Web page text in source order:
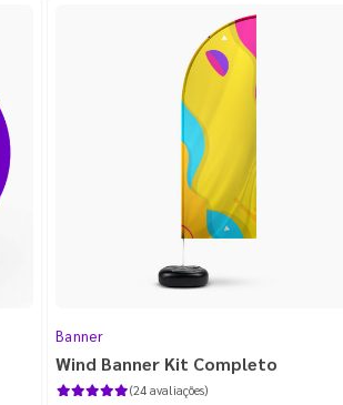
Banner
Wind Banner Kit Completo
(24 avaliações)